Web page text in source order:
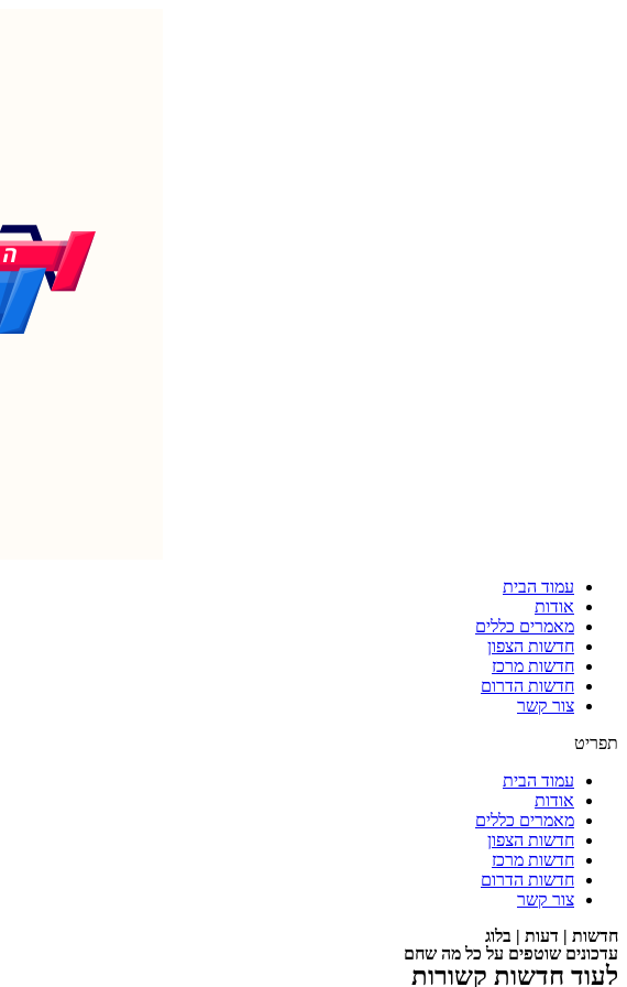
עמוד הבית
אודות
מאמרים כללים
חדשות הצפון
חדשות מרכז
חדשות הדרום
צור קשר
תפריט
עמוד הבית
אודות
מאמרים כללים
חדשות הצפון
חדשות מרכז
חדשות הדרום
צור קשר
חדשות | דעות | בלוג
עדכונים שוטפים על כל מה שחם
לעוד חדשות קשורות